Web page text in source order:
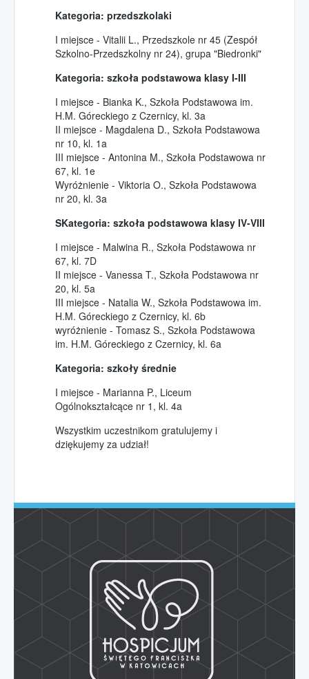
Wolontariat
współpraca ze szkołami
Wolontariat opiekuńczy
pomóż w akcjach promocyjnych
Kursy i szkolenia
Kontakt
Jak dojechać?
Pola Nadziei
Pola Nadziei 2016
Pola Nadziei 2017
Pola Nadziei 2018
Pola Nadziei 2019
Kategoria: przedszkolaki
I miejsce - Vitalii L., Przedszkole nr 45 (Zespół
Szkolno-Przedszkolny nr 24), grupa "Biedronki"
Kategoria: szkoła podstawowa klasy I-III
I miejsce - Bianka K., Szkoła Podstawowa im.
H.M. Góreckiego z Czernicy, kl. 3a
II miejsce - Magdalena D., Szkoła Podstawowa
nr 10, kl. 1a
III miejsce - Antonina M., Szkoła Podstawowa nr
67, kl. 1e
Wyróżnienie - Viktoria O., Szkoła Podstawowa
nr 20, kl. 3a
SKategoria: szkoła podstawowa klasy IV-VIII
I miejsce - Malwina R., Szkoła Podstawowa nr
67, kl. 7D
II miejsce - Vanessa T., Szkoła Podstawowa nr
20, kl. 5a
III miejsce - Natalia W., Szkoła Podstawowa im.
H.M. Góreckiego z Czernicy, kl. 6b
wyróżnienie - Tomasz S., Szkoła Podstawowa
im. H.M. Góreckiego z Czernicy, kl. 6a
Kategoria: szkoły średnie
I miejsce - Marianna P., Liceum
Ogólnokształcące nr 1, kl. 4a
Wszystkim uczestnikom gratulujemy i
dziękujemy za udział!